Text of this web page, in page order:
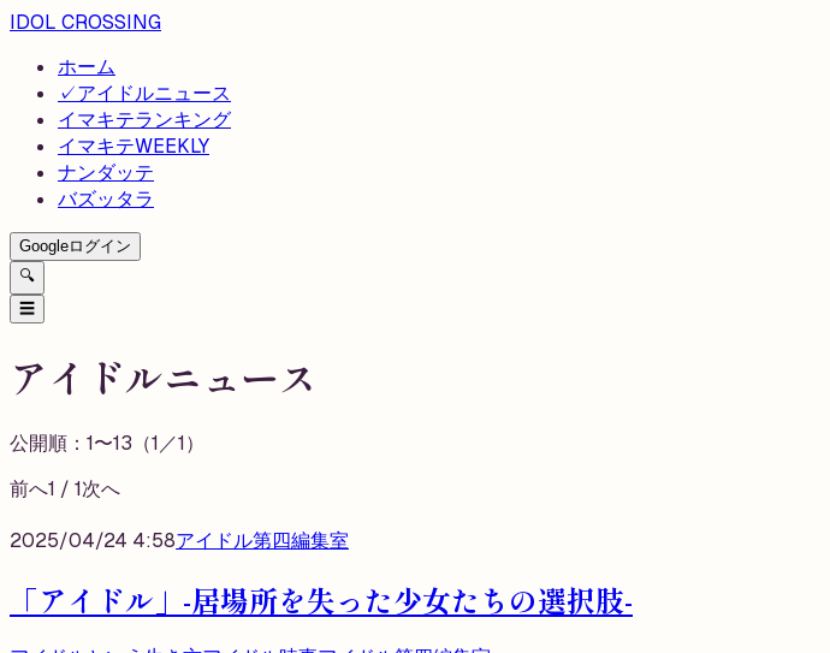
IDOL CROSSING
ホーム
✓アイドルニュース
イマキテランキング
イマキテWEEKLY
ナンダッテ
バズッタラ
Googleログイン
🔍
☰
アイドルニュース
公開順： 1〜13 （1／1）
前へ1 / 1次へ
2025/04/24 4:58アイドル第四編集室
「アイドル」-居場所を失った少女たちの選択肢-